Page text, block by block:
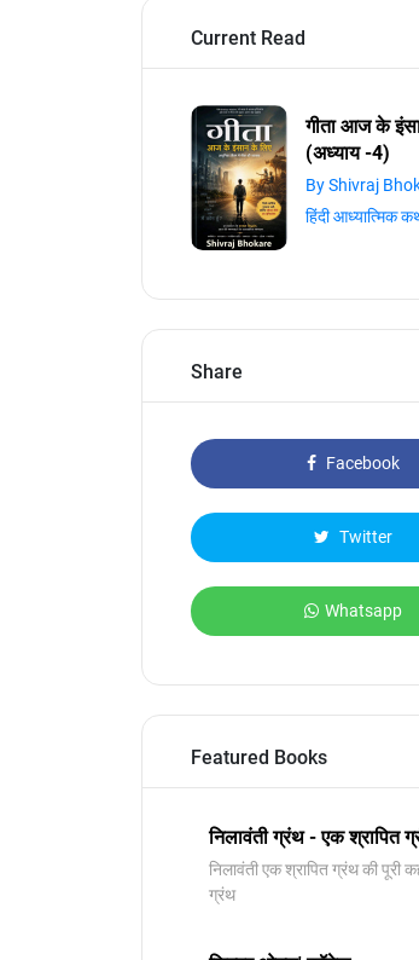
Current Read
गीता आज के
(अध्याय -4)
By Shivraj
हिंदी आध्यात्मिक
Share
Facebook
Twitter
Whatsapp
Featured Books
निलावंती ग्रंथ - एक श्रापित
निलावंती एक श्रापित ग्रंथ की पूरी
ग्रंथ